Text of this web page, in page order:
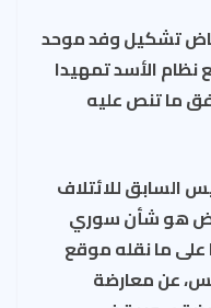
تشكيل وفد موحد
الأسد تمهيدا
ما تنص عليه
السابق للائتلاف
هو شأن سوري
على ما نقله موقع
عن معارضة